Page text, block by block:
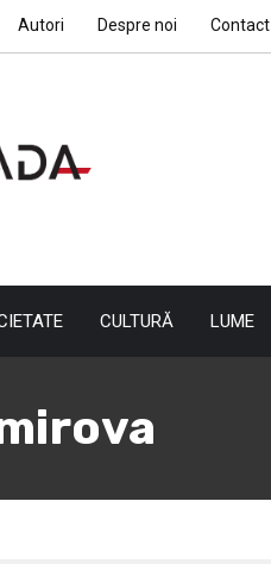
Autori Despre noi Contact
CULTURĂ LUME